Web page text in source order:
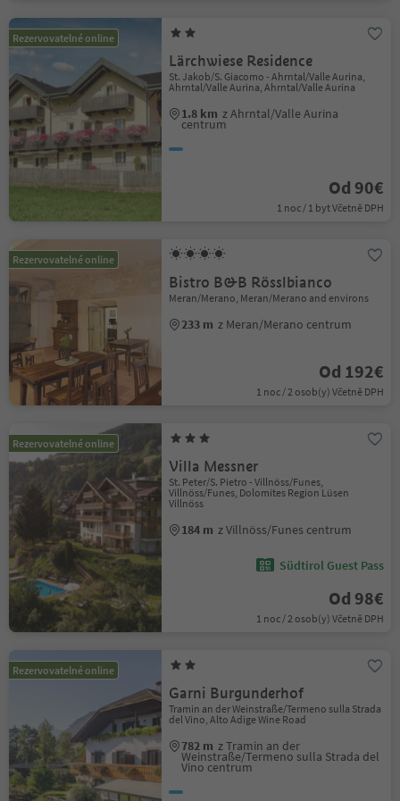
Rezervovatelné online
Lärchwiese Residence
St. Jakob/S. Giacomo - Ahrntal/Valle Aurina,
Ahrntal/Valle Aurina, Ahrntal/Valle Aurina
1.8 km z Ahrntal/Valle Aurina
centrum
Od 90€
1 noc / 1 byt Včetně DPH
Rezervovatelné online
Bistro B&B Rösslbianco
Meran/Merano, Meran/Merano and environs
233 m z Meran/Merano centrum
Od 192€
1 noc / 2 osob(y) Včetně DPH
Rezervovatelné online
Villa Messner
St. Peter/S. Pietro - Villnöss/Funes,
Villnöss/Funes, Dolomites Region Lüsen
Villnöss
184 m z Villnöss/Funes centrum
Südtirol Guest Pass
Od 98€
1 noc / 2 osob(y) Včetně DPH
Rezervovatelné online
Garni Burgunderhof
Tramin an der Weinstraße/Termeno sulla Strada
del Vino, Alto Adige Wine Road
782 m z Tramin an der
Weinstraße/Termeno sulla Strada del
Vino centrum